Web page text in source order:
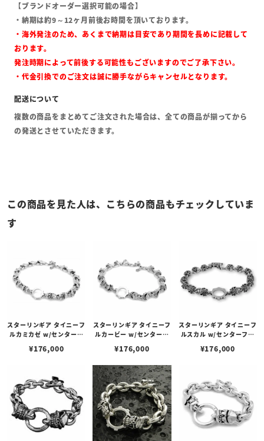
【ブランドオーダー選択可能の場合】
・納期は約9～12ヶ月前後お時間を頂いております。
・海外発注のため、あくまで納期は目安であり期間を長めに記載して
おります。
発注時期によって前後する可能性もございますのでご了承下さい。
・代金引換でのご注文は誠に勝手ながらキャンセルとなります。
複数の商品をまとめてご注文された場合は、全ての商品が揃ってから
の発送とさせていただきます。
この商品を見た人は、こちらの商品もチェックしていま
す
スターリンギア タイニーフ
ルカミカゼ w/センターフ
¥176,000
スターリンギア タイニーフ
ルカービー w/センターフ
¥176,000
スターリンギア タイニーフ
ルスカル w/センターフー
¥176,000